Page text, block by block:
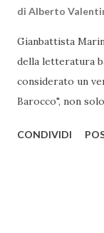
di Alberto
Gianbattista
della letteratura
considerato un
Barocco", non
rendono
CONDIVIDI